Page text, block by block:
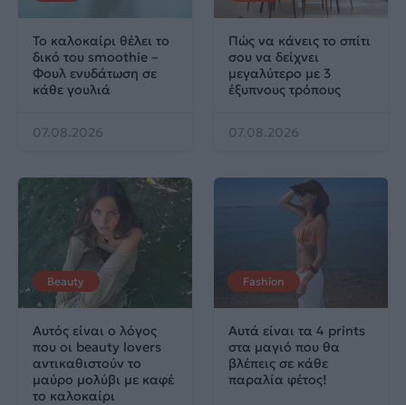
Το καλοκαίρι θέλει το
δικό του smoothie –
Φουλ ενυδάτωση σε
κάθε γουλιά
07.08.2026
Πώς να κάνεις το σπίτι
σου να δείχνει
μεγαλύτερο με 3
έξυπνους τρόπους
07.08.2026
Beauty
Αυτός είναι ο λόγος
που οι beauty lovers
αντικαθιστούν το
μαύρο μολύβι με καφέ
το καλοκαίρι
Fashion
Αυτά είναι τα 4 prints
στα μαγιό που θα
βλέπεις σε κάθε
παραλία φέτος!